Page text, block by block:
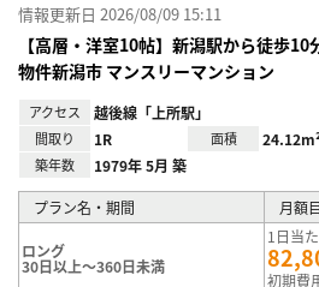
情報更新日 2026/08/09 15:11
【高層・洋室10帖】新潟駅から徒歩
物件新潟市 マンスリーマンション
アクセス 越後線「上所駅」
間取り 1R 面積
築年数 1979年 5月 築
プラン名・期間 月額
ロング
30日以上～360日未満
1日当
初期費